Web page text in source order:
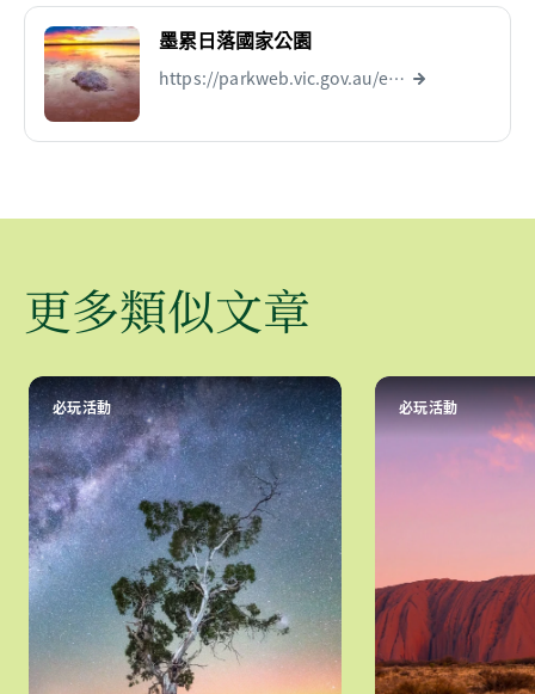
墨累日落國家公園
https://parkweb.vic.gov.au/explore/parks/murray-sunset-national-park
更多類似文章
必玩活動 必玩活動